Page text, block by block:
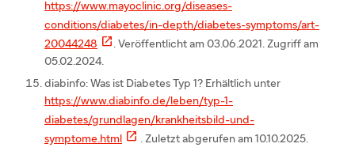
https://www.mayoclinic.org/diseases-
conditions/diabetes/in-depth/diabetes-symptoms/art-
20044248  . Veröffentlicht am 03.06.2021. Zugriff am
05.02.2024.
diabinfo: Was ist Diabetes Typ 1? Erhältlich unter
https://www.diabinfo.de/leben/typ-1-
diabetes/grundlagen/krankheitsbild-und-
symptome.html  . Zuletzt abgerufen am 10.10.2025.​